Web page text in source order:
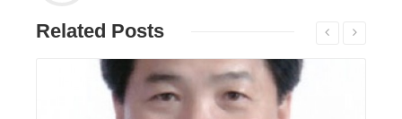
Related Posts